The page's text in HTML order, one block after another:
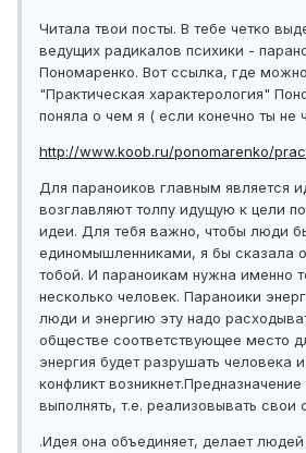
Читала твои посты. В тебе четко
ведущих радикалов психики -
Пономаренко. Вот ссылка, где можно
"Практическая характерология"
поняла о чем я ( если конечно ты не
http://www.koob.ru/ponomarenko/
Для параноиков главным является
возглавляют толпу идущую к цели
идеи. Для тебя важно, чтобы люди
единомышленниками, я бы сказала
тобой. И параноикам нужна именно
несколько человек. Параноики
люди и энергию эту надо
обществе соответствующее место
энергия будет разрушать человека
конфликт
выполнять, т.е. реализовывать свои
.Идея она объединяет, делает